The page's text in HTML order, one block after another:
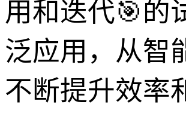
用和迭代🎯的
泛应用，从智
不断提升效率